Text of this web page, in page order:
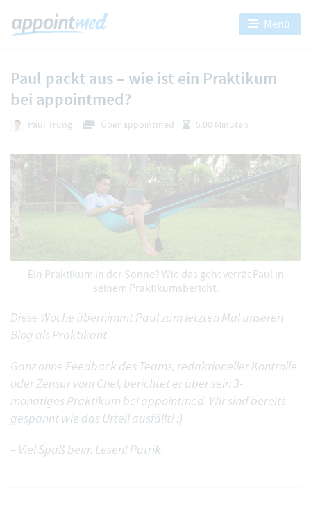
Menü
Paul packt aus – wie ist ein Praktikum
bei appointmed?
Paul Trung Über appointmed 5:00 Minuten
Ein Praktikum in der Sonne? Wie das geht verrät Paul in
seinem Praktikumsbericht.
Diese Woche übernimmt Paul zum letzten Mal unseren
Blog als Praktikant.
Ganz ohne Feedback des Teams, redaktioneller Kontrolle
oder Zensur vom Chef, berichtet er über sein 3-
monatiges Praktikum bei appointmed. Wir sind bereits
gespannt wie das Urteil ausfällt! :)
– Viel Spaß beim Lesen! Patrik.